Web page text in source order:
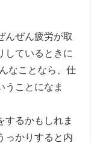
んぜん疲労が取
しているときに
なことなら、仕
ことになま
るかもしれま
っかりすると内